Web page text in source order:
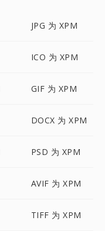
JPG 为 XPM
ICO 为 XPM
GIF 为 XPM
DOCX 为 XPM
PSD 为 XPM
AVIF 为 XPM
TIFF 为 XPM